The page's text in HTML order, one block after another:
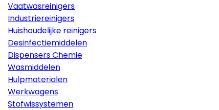
Vaatwasreinigers
Industriereinigers
Huishoudelijke reinigers
Desinfectiemiddelen
Dispensers Chemie
Wasmiddelen
Hulpmaterialen
Werkwagens
Stofwissystemen